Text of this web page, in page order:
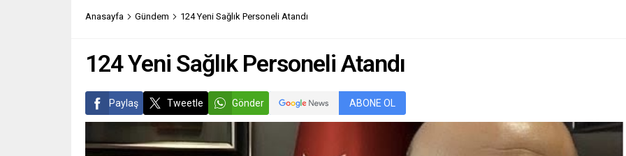
Anasayfa Gündem 124 Yeni Sağlık Personeli Atandı
124 Yeni Sağlık Personeli Atandı
Paylaş Tweetle Gönder ABONE OL